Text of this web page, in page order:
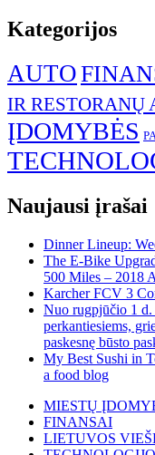
Kategorijos
AUTO
IR RESTORANŲ
ĮDOMYBĖS
Naujausi įrašai
Dinner Lineup:
The E-Bike
500 Miles – 2018
Karcher FCV 3
Nuo rugpjūčio 1 d.
perkantiesiems,
paskesnę būsto
My Best Sushi in
a food blog
MIESTŲ
FINANSAI
LIETUVOS